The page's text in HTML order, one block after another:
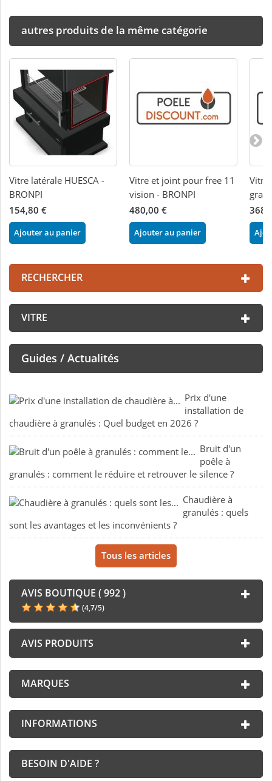
autres produits de la même catégorie
Vitre latérale HUESCA -
BRONPI
154,80 €
Ajouter au panier
Vitre et joint pour free 11
vision - BRONPI
480,00 €
Ajouter au panier
Vitre
RECHERCHER
VITRE
Guides / Actualités
Prix d'une
installation de
chaudière à granulés : Quel budget en 2026 ?
Bruit d'un
poêle à
granulés : comment le réduire et retrouver le silence ?
Chaudière à
granulés : quels
sont les avantages et les inconvénients ?
Tous les articles
AVIS BOUTIQUE ( 992 )
(4,7/5)
AVIS PRODUITS
MARQUES
INFORMATIONS
BESOIN D'AIDE ?